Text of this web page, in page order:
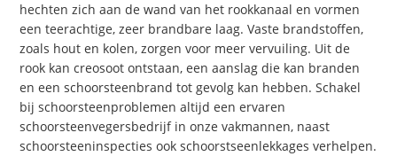
hechten zich aan de wand van het rookkanaal en vormen
een teerachtige, zeer brandbare laag. Vaste brandstoffen,
zoals hout en kolen, zorgen voor meer vervuiling. Uit de
rook kan creosoot ontstaan, een aanslag die kan branden
en een schoorsteenbrand tot gevolg kan hebben. Schakel
bij schoorsteenproblemen altijd een ervaren
schoorsteenvegersbedrijf in onze vakmannen, naast
schoorsteeninspecties ook schoorstseenlekkages verhelpen.